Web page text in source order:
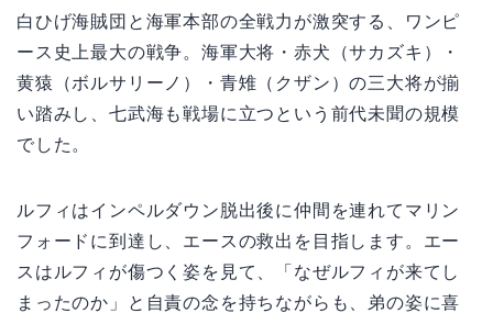
白ひげ海賊団と海軍本部の全戦力が激突する、ワンピ
ース史上最大の戦争。海軍大将・赤犬（サカズキ）・
黄猿（ボルサリーノ）・青雉（クザン）の三大将が揃
い踏みし、七武海も戦場に立つという前代未聞の規模
でした。
ルフィはインペルダウン脱出後に仲間を連れてマリン
フォードに到達し、エースの救出を目指します。エー
スはルフィが傷つく姿を見て、「なぜルフィが来てし
まったのか」と自責の念を持ちながらも、弟の姿に喜